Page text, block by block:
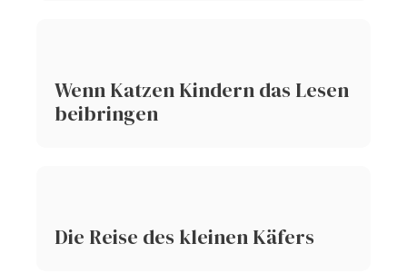
Wenn Katzen Kindern das Lesen
beibringen
Die Reise des kleinen Käfers